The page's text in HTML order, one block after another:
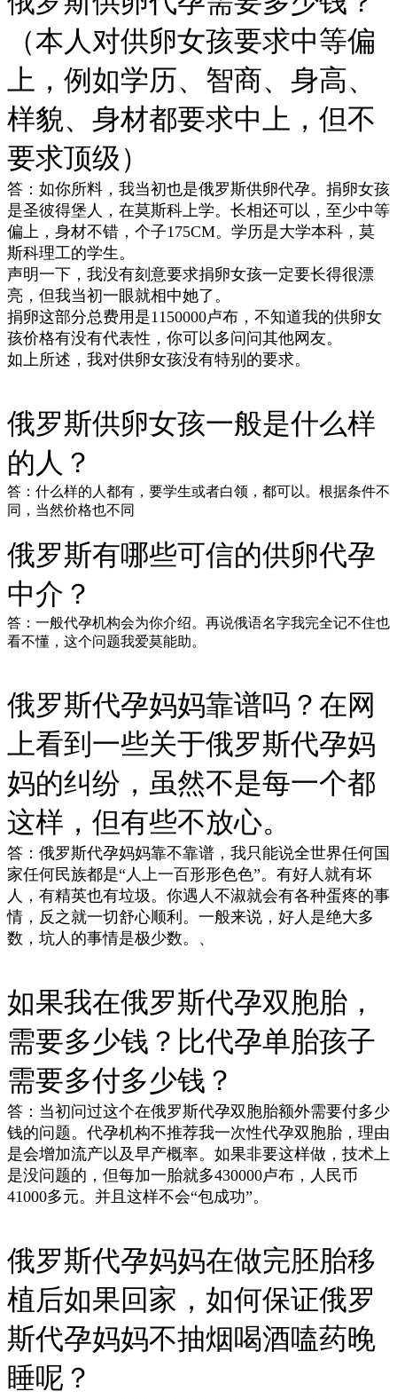
（本人对供卵女孩要求中等偏
上，例如学历、智商、身高、
样貌、身材都要求中上，但不
要求顶级）
答：如你所料，我当初也是俄罗斯供卵代孕。捐卵女孩
是圣彼得堡人，在莫斯科上学。长相还可以，至少中等
偏上，身材不错，个子175CM。学历是大学本科，莫
斯科理工的学生。
声明一下，我没有刻意要求捐卵女孩一定要长得很漂
亮，但我当初一眼就相中她了。
捐卵这部分总费用是1150000卢布，不知道我的供卵女
孩价格有没有代表性，你可以多问问其他网友。
如上所述，我对供卵女孩没有特别的要求。
俄罗斯供卵女孩一般是什么样
的人？
答：什么样的人都有，要学生或者白领，都可以。根据条件不
同，当然价格也不同
俄罗斯有哪些可信的供卵代孕
中介？
答：一般代孕机构会为你介绍。再说俄语名字我完全记不住也
看不懂，这个问题我爱莫能助。
俄罗斯代孕妈妈靠谱吗？在网
上看到一些关于俄罗斯代孕妈
妈的纠纷，虽然不是每一个都
这样，但有些不放心。
答：俄罗斯代孕妈妈靠不靠谱，我只能说全世界任何国
家任何民族都是“人上一百形形色色”。有好人就有坏
人，有精英也有垃圾。你遇人不淑就会有各种蛋疼的事
情，反之就一切舒心顺利。一般来说，好人是绝大多
数，坑人的事情是极少数。、
如果我在俄罗斯代孕双胞胎，
需要多少钱？比代孕单胎孩子
需要多付多少钱？
答：当初问过这个在俄罗斯代孕双胞胎额外需要付多少
钱的问题。代孕机构不推荐我一次性代孕双胞胎，理由
是会增加流产以及早产概率。如果非要这样做，技术上
是没问题的，但每加一胎就多430000卢布，人民币
41000多元。并且这样不会“包成功”。
俄罗斯代孕妈妈在做完胚胎移
植后如果回家，如何保证俄罗
斯代孕妈妈不抽烟喝酒嗑药晚
睡呢？